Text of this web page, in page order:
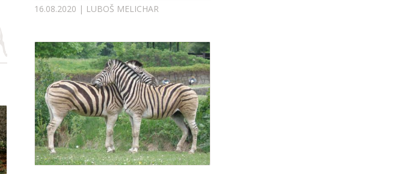
16.08.2020 | LUBOŠ MELICHAR